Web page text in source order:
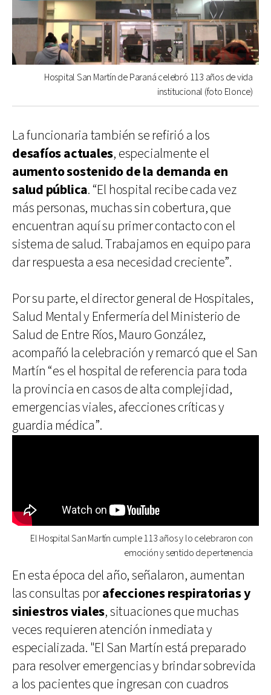
Hospital San Martín de Paraná celebró 113 años de vida
institucional (foto Elonce)
La funcionaria también se refirió a los
desafíos actuales, especialmente el
aumento sostenido de la demanda en
salud pública. “El hospital recibe cada vez
más personas, muchas sin cobertura, que
encuentran aquí su primer contacto con el
sistema de salud. Trabajamos en equipo para
dar respuesta a esa necesidad creciente”.
Por su parte, el director general de Hospitales,
Salud Mental y Enfermería del Ministerio de
Salud de Entre Ríos, Mauro González,
acompañó la celebración y remarcó que el San
Martín “es el hospital de referencia para toda
la provincia en casos de alta complejidad,
emergencias viales, afecciones críticas y
guardia médica”.
El Hospital San Martín cumple 113 años y lo celebraron con
emoción y sentido de pertenencia
En esta época del año, señalaron, aumentan
las consultas porafecciones respiratorias y
siniestros viales, situaciones que muchas
veces requieren atención inmediata y
especializada. "El San Martín está preparado
para resolver emergencias y brindar sobrevida
a los pacientes que ingresan con cuadros